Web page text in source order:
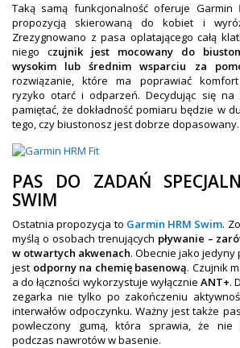
Taką samą funkcjonalność oferuje Garmin
propozycją skierowaną do kobiet i
Zrezygnowano z pasa oplatającego całą
niego czujnik jest mocowany do
wysokim lub średnim wsparciu za
rozwiązanie, które ma poprawiać
ryzyko otarć i odparzeń. Decydując się na
pamiętać, że dokładność pomiaru będzie w
tego, czy biustonosz jest dobrze dopasowany.
PAS DO ZADAŃ
SWIM
Ostatnia propozycja to Garmin HRM Swim.
myślą o osobach trenujących pływanie –
w otwartych akwenach. Obecnie jako
jest odporny na chemię basenową. Czujnik
a do łączności wykorzystuje wyłącznieANT+.
zegarka nie tylko po zakończeniu
interwałów odpoczynku. Ważny jest także
powleczony gumą, która sprawia, że nie
podczas nawrotów w basenie.